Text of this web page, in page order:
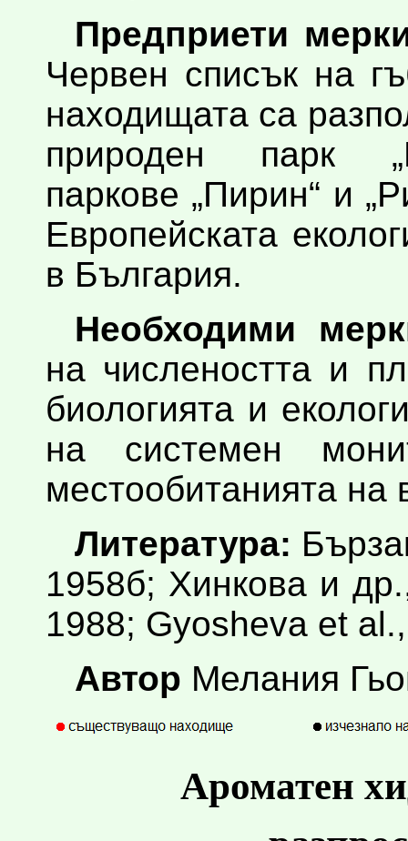
Предприети
Червен списък на
находищата са
природен парк
паркове „Пирин“ и
Европейската
в България.
Необходими
на числеността и
биологията и
на системен
местообитанията на
Литература:
1958б; Хинкова и
1988; Gyosheva et
Автор Мелания
Ароматен